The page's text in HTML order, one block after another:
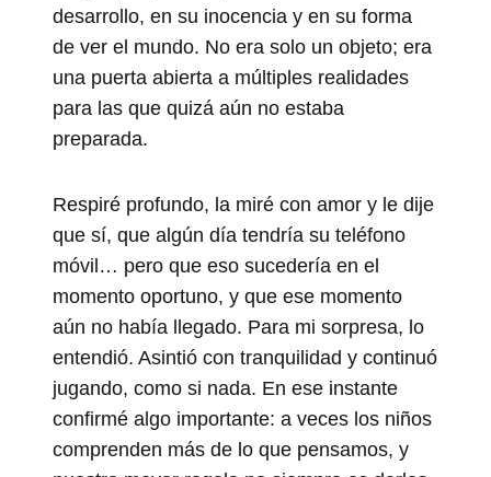
desarrollo, en su inocencia y en su forma
de ver el mundo. No era solo un objeto; era
una puerta abierta a múltiples realidades
para las que quizá aún no estaba
preparada.
Respiré profundo, la miré con amor y le dije
que sí, que algún día tendría su teléfono
móvil… pero que eso sucedería en el
momento oportuno, y que ese momento
aún no había llegado. Para mi sorpresa, lo
entendió. Asintió con tranquilidad y continuó
jugando, como si nada. En ese instante
confirmé algo importante: a veces los niños
comprenden más de lo que pensamos, y